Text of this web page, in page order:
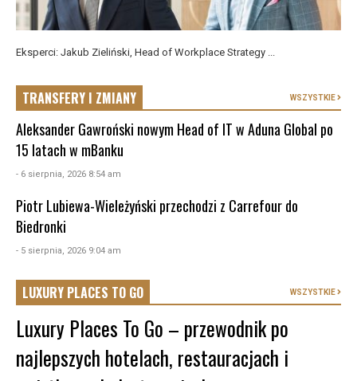
Eksperci: Jakub Zieliński, Head of Workplace Strategy ...
TRANSFERY I ZMIANY WSZYSTKIE
Aleksander Gawroński nowym Head of IT w Aduna Global po
15 latach w mBanku
- 6 sierpnia, 2026 8:54 am
Piotr Lubiewa-Wieleżyński przechodzi z Carrefour do
Biedronki
- 5 sierpnia, 2026 9:04 am
LUXURY PLACES TO GO WSZYSTKIE
Luxury Places To Go – przewodnik po
najlepszych hotelach, restauracjach i